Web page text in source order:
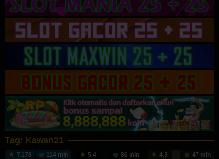
Tag: Kawan21
7.178 114 min 5.4 86 min 4.3 47 min